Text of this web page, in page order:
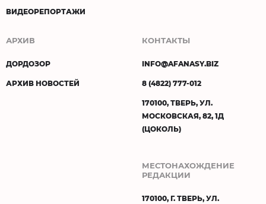
ВИДЕОРЕПОРТАЖИ
АРХИВ
ДОРДОЗОР
АРХИВ НОВОСТЕЙ
КОНТАКТЫ
INFO@AFANASY.BIZ
8 (4822) 777-012
170100, ТВЕРЬ, УЛ.
МОСКОВСКАЯ, 82, 1Д
(ЦОКОЛЬ)
МЕСТОНАХОЖДЕНИЕ
РЕДАКЦИИ
170100, Г. ТВЕРЬ, УЛ.